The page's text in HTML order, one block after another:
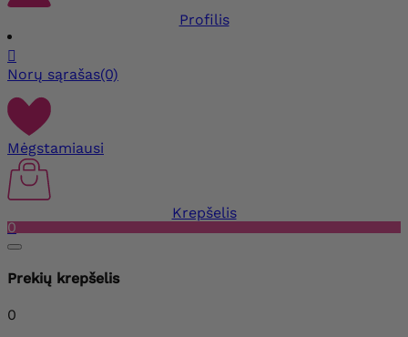
Profilis

Norų sąrašas(0)
Mėgstamiausi
Krepšelis
0
Prekių krepšelis
0